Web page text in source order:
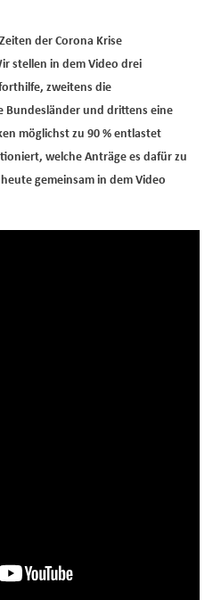
der Corona Krise
stellen in dem Video drei
zweitens die
Bundesländer und drittens eine
möglichst zu 90 % entlastet
welche Anträge es dafür zu
gemeinsam in dem Video